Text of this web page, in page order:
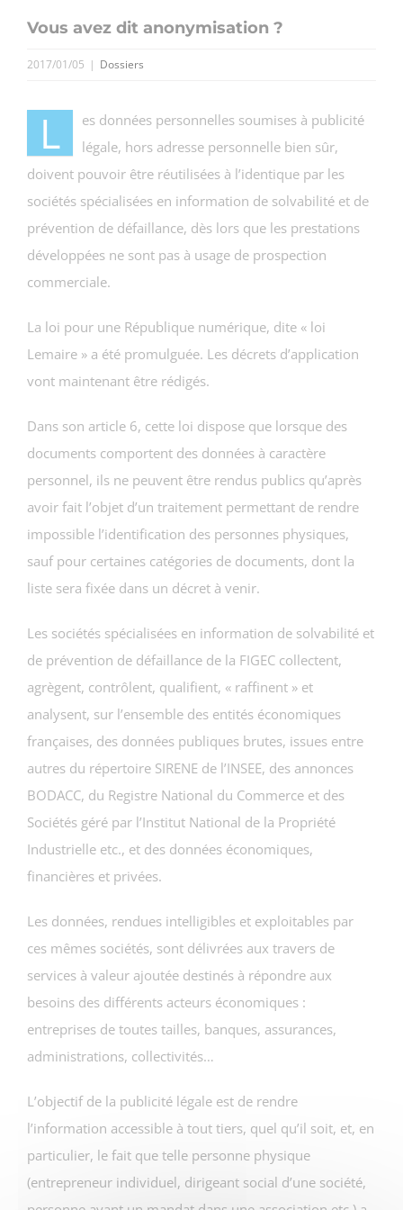
Vous avez dit anonymisation ?
2017/01/05 | Dossiers
L
es données personnelles soumises à publicité
légale, hors adresse personnelle bien sûr,
doivent pouvoir être réutilisées à l’identique par les
sociétés spécialisées en information de solvabilité et de
prévention de défaillance, dès lors que les prestations
développées ne sont pas à usage de prospection
commerciale.
La loi pour une République numérique, dite « loi
Lemaire » a été promulguée. Les décrets d’application
vont maintenant être rédigés.
Dans son article 6, cette loi dispose que lorsque des
documents comportent des données à caractère
personnel, ils ne peuvent être rendus publics qu’après
avoir fait l’objet d’un traitement permettant de rendre
impossible l’identification des personnes physiques,
sauf pour certaines catégories de documents, dont la
liste sera fixée dans un décret à venir.
Les sociétés spécialisées en information de solvabilité et
de prévention de défaillance de la FIGEC collectent,
agrègent, contrôlent, qualifient, « raffinent » et
analysent, sur l’ensemble des entités économiques
françaises, des données publiques brutes, issues entre
autres du répertoire SIRENE de l’INSEE, des annonces
BODACC, du Registre National du Commerce et des
Sociétés géré par l’Institut National de la Propriété
Industrielle etc., et des données économiques,
financières et privées.
Les données, rendues intelligibles et exploitables par
ces mêmes sociétés, sont délivrées aux travers de
services à valeur ajoutée destinés à répondre aux
besoins des différents acteurs économiques :
entreprises de toutes tailles, banques, assurances,
administrations, collectivités…
L’objectif de la publicité légale est de rendre
l’information accessible à tout tiers, quel qu’il soit, et, en
particulier, le fait que telle personne physique
(entrepreneur individuel, dirigeant social d’une société,